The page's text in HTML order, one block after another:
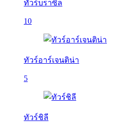
ทัวร์บราซิล
10
ทัวร์อาร์เจนติน่า
5
ทัวร์ชิลี